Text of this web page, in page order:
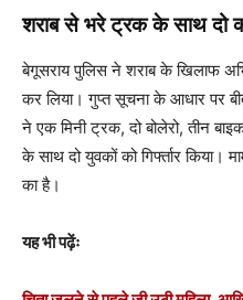
शराब से भरे ट्रक के साथ दो
बेगूसराय पुलिस ने शराब के खिलाफ
कर लिया। गुप्त सूचना के आधार पर
ने एक मिनी ट्रक, दो बोलेरो, तीन
के साथ दो युवकों को गिर्फ्तार किया।
का है।
यह भी पढ़ेंः